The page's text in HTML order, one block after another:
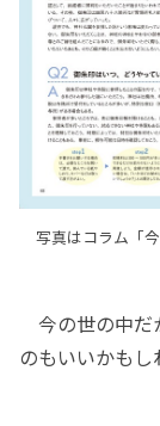
写真はコラム「
今の世の中だ
のもいいかもし